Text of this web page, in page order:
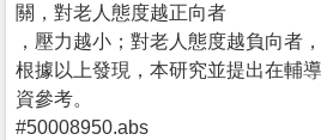
關，對老人態度越正向者
，壓力越小；對老人態度越負向者
根據以上發現，本研究並提出在輔
資參考。
#50008950.abs